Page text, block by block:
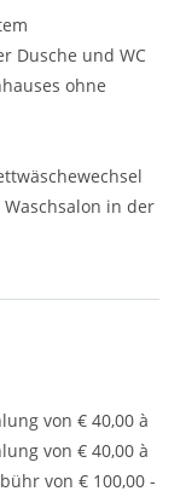
Dusche und WC
ohne
in der
von € 40,00 à
von € 40,00 à
von € 100,00 -